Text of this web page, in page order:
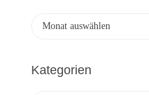
h
Kategorien